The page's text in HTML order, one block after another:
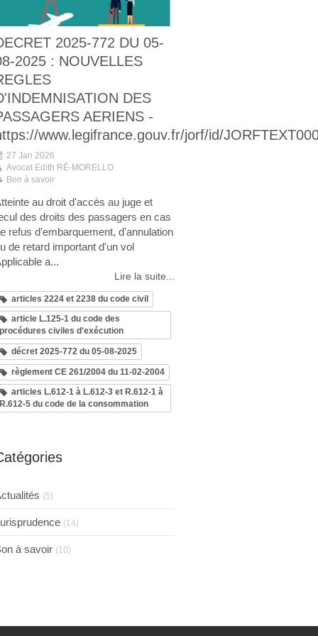
2025-772 DU 05-
2025 : NOUVELLES
DES
AERIENS -
www.legifrance.gouv.fr/jorf/id/
27 Jan 2026
Avocat Edith RÉ-MORELLO
Bon à savoir
au droit d'accès au juge et
des droits des passagers en cas
refus d'embarquement, d'annulation
de retard important d'un vol
a...
Lire la suite...
articles 2224 et 2238 du code civil
article L.125-1 du code des
procédures civiles d'exécution
décret 2025-772 du 05-08-2025
règlement CE 261/2004 du 11-02-2004
articles L.612-1 à L.612-3 et R.612-1 à
R.612-5 du code de la consommation
(5)
(14)
à savoir (10)